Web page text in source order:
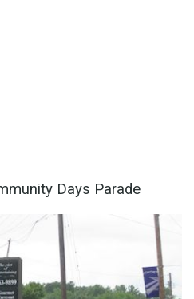
Days Parade